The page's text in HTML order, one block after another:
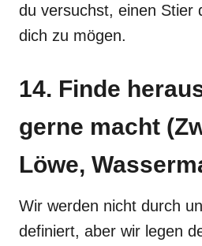
du versuchst, einen Stier
dich zu mögen.
14. Finde
gerne macht
Löwe,
Wir werden nicht durch
definiert, aber wir legen